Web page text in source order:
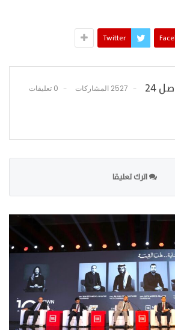
Twitter
24 2527 المشاركات 0 تعليقات
اترك تعليقا